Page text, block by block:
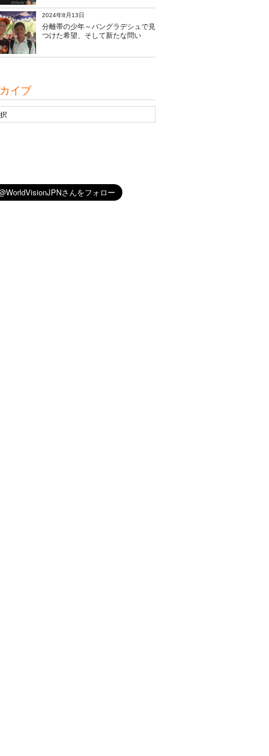
2024年8月13日
分離帯の少年～バングラデシュで見
つけた希望、そして新たな問い
イブ